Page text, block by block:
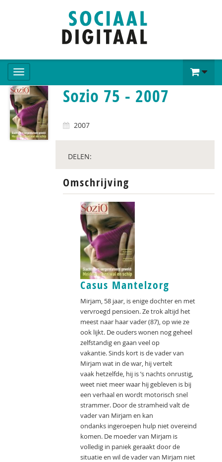
Sozio 75 - 2007
2007
DELEN:
Omschrijving
Casus Mantelzorg
Mirjam, 58 jaar, is enige dochter en met
vervroegd pensioen. Ze trok altijd het
meest naar haar vader (87), op wie ze
ook lijkt. De ouders wonen nog geheel
zelfstandig en gaan veel op
vakantie. Sinds kort is de vader van
Mirjam wat in de war, hij vertelt
vaak hetzelfde, hij is ’s nachts onrustig,
weet niet meer waar hij gebleven is bij
een verhaal en wordt motorisch snel
strammer. Door de stramheid valt de
vader van Mirjam en kan
ondanks ingeroepen hulp niet overeind
komen. De moeder van Mirjam is
volledig in paniek geraakt door de
situatie en wil de vader van Mirjam niet